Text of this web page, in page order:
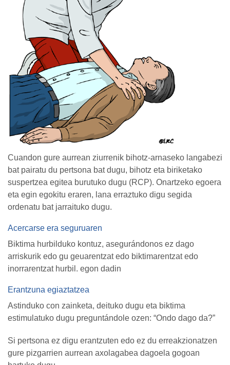
Cuandon gure aurrean ziurrenik bihotz-arnaseko langabezi
bat pairatu du pertsona bat dugu, bihotz eta biriketako
suspertzea egitea burutuko dugu (RCP). Onartzeko egoera
eta egin egokitu eraren, lana erraztuko digu segida
ordenatu bat jarraituko dugu.
Acercarse era seguruaren
Biktima hurbilduko kontuz, asegurándonos ez dago
arriskurik edo gu geuarentzat edo biktimarentzat edo
inorrarentzat hurbil. egon dadin
Erantzuna egiaztatzea
Astinduko con zainketa, deituko dugu eta biktima
estimulatuko dugu preguntándole ozen: “Ondo dago da?”
Si pertsona ez digu erantzuten edo ez du erreakzionatzen
gure pizgarrien aurrean axolagabea dagoela gogoan